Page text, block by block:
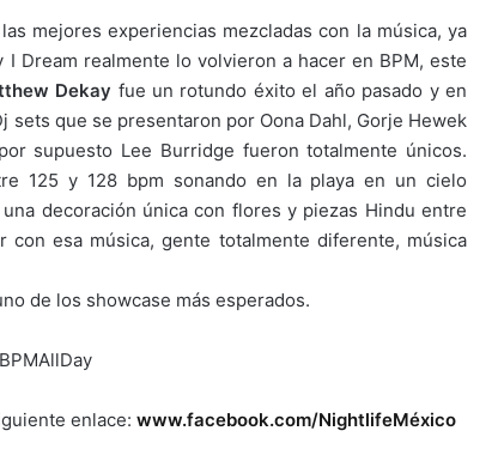
mejores experiencias mezcladas con la música, ya
Dream realmente lo volvieron a hacer en BPM, este
Dekay fue un rotundo éxito el año pasado y en
sets que se presentaron por Oona Dahl, Gorje Hewek
supuesto Lee Burridge fueron totalmente únicos.
125 y 128 bpm sonando en la playa en un cielo
decoración única con flores y piezas Hindu entre
con esa música, gente totalmente diferente, música
de los showcase más esperados.
enlace: www.facebook.com/NightlifeMéxico